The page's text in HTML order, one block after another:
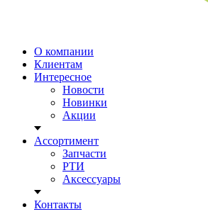
О компании
Клиентам
Интересное
Новости
Новинки
Акции
Ассортимент
Запчасти
РТИ
Аксессуары
Контакты